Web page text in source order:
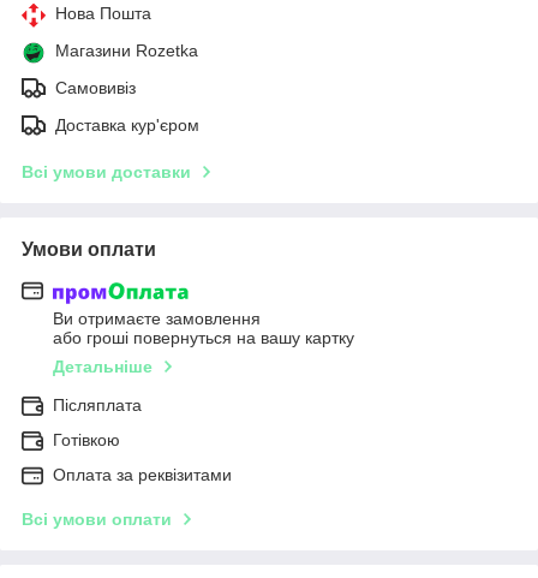
Нова Пошта
Магазини Rozetka
Самовивіз
Доставка кур'єром
Всі умови доставки
Умови оплати
Ви отримаєте замовлення
або гроші повернуться на вашу картку
Детальніше
Післяплата
Готівкою
Оплата за реквізитами
Всі умови оплати